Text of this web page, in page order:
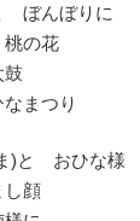
ぼんぼりに
の花
鼓
まつり
)と おひな様
顔